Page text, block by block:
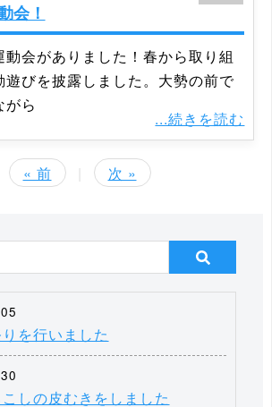
会！
会がありました！春から取り組
遊びを披露しました。大勢の前で
がら
...続きを読む
« 前 次 »
を行いました
しの皮むきをしました